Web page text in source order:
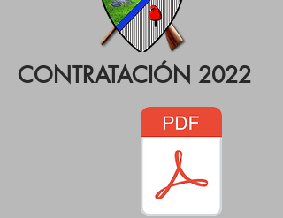
CONTRATACIÓN 2022